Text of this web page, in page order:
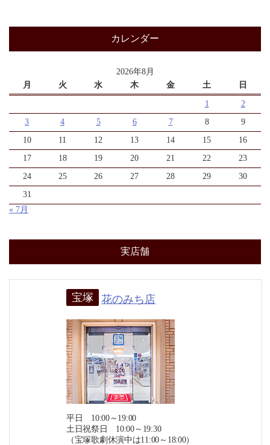
カレンダー
2026年8月
月
火 水 木 金 土 日
1
2
3
4 5 6 7 8
9
10
11 12 13 14 15
16
17
18 19 20 21 22
23
24
25 26 27 28 29
30
31
« 7月
実店舗
宝塚 花のみち店
平日 10:00～19:00
土日祝祭日 10:00～19:30
（宝塚歌劇休演中は11:00～18:00）